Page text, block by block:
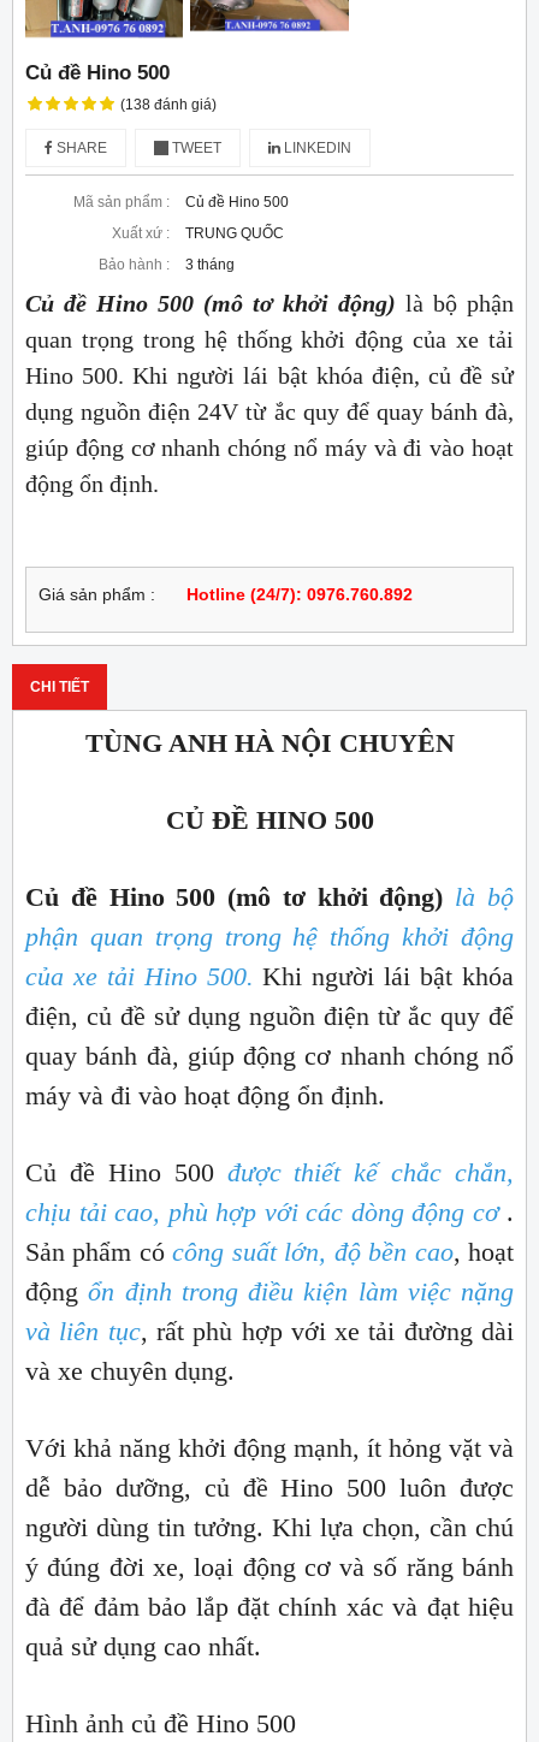
Củ đề Hino 500
(138 đánh giá)
SHARE TWEET LINKEDIN
Mã sản phẩm :
Củ đề Hino 500
Xuất xứ :
TRUNG QUỐC
Bảo hành :
3 tháng
Củ đề Hino 500 (mô tơ khởi động) là bộ phận
quan trọng trong hệ thống khởi động của xe tải
Hino 500. Khi người lái bật khóa điện, củ đề sử
dụng nguồn điện 24V từ ắc quy để quay bánh đà,
giúp động cơ nhanh chóng nổ máy và đi vào hoạt
động ổn định.
Giá sản phẩm : Hotline (24/7): 0976.760.892
CHI TIẾT
TÙNG ANH HÀ NỘI CHUYÊN
CỦ ĐỀ HINO 500
Củ đề Hino 500 (mô tơ khởi động) là bộ
phận quan trọng trong hệ thống khởi động
của xe tải Hino 500. Khi người lái bật khóa
điện, củ đề sử dụng nguồn điện từ ắc quy để
quay bánh đà, giúp động cơ nhanh chóng nổ
máy và đi vào hoạt động ổn định.
Củ đề Hino 500 được thiết kế chắc chắn,
chịu tải cao, phù hợp với các dòng động cơ .
Sản phẩm cócông suất lớn, độ bền cao, hoạt
độngổn định trong điều kiện làm việc nặng
và liên tục, rất phù hợp với xe tải đường dài
và xe chuyên dụng.
Với khả năng khởi động mạnh, ít hỏng vặt và
dễ bảo dưỡng, củ đề Hino 500 luôn được
người dùng tin tưởng. Khi lựa chọn, cần chú
ý đúng đời xe, loại động cơ và số răng bánh
đà để đảm bảo lắp đặt chính xác và đạt hiệu
quả sử dụng cao nhất.
Hình ảnh củ đề Hino 500